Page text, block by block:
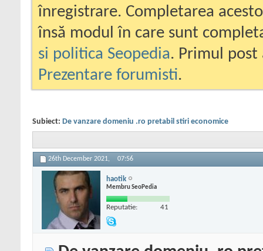
înregistrare. Completarea
însă modul în care sunt
si politica Seopedia. Primul
Prezentare forumisti.
Subiect: De vanzare domeniu .ro pretabil stiri economice
26th December 2021, 07:56
haotik
Membru SeoPedia
Reputatie: 41